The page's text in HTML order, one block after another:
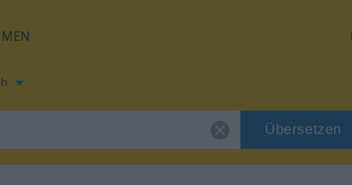
Übersetzen